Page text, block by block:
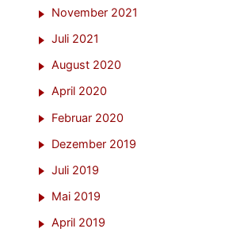
November 2021
Juli 2021
August 2020
April 2020
Februar 2020
Dezember 2019
Juli 2019
Mai 2019
April 2019